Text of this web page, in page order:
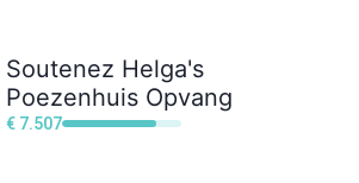
Soutenez Helga's
Poezenhuis Opvang
€ 7.507